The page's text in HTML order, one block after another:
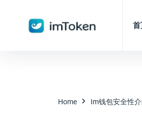
首
Home Im钱包安全性